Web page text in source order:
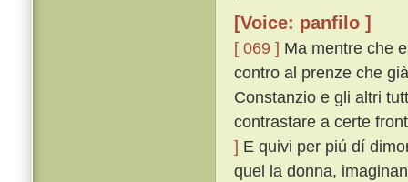
[Voice: panfilo ]
[ 069 ] Ma mentre che
contro al prenze che
Constanzio e gli altri
contrastare a certe
] E quivi per piú dí
quel la donna,